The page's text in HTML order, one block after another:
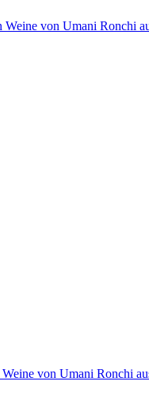
von Umani Ronchi
von Umani Ronchi